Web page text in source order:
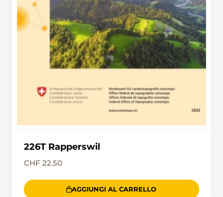
226T Rapperswil
CHF 22.50
AGGIUNGI AL CARRELLO